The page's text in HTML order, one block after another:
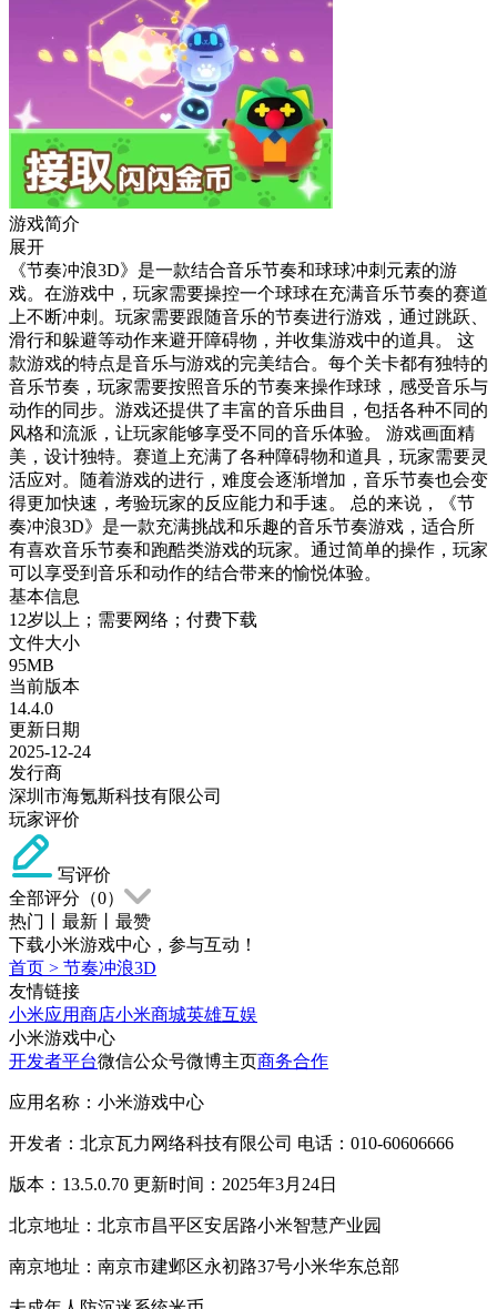
游戏简介
展开
《节奏冲浪3D》是一款结合音乐节奏和球球冲刺元素的游
戏。在游戏中，玩家需要操控一个球球在充满音乐节奏的赛道
上不断冲刺。玩家需要跟随音乐的节奏进行游戏，通过跳跃、
滑行和躲避等动作来避开障碍物，并收集游戏中的道具。 这
款游戏的特点是音乐与游戏的完美结合。每个关卡都有独特的
音乐节奏，玩家需要按照音乐的节奏来操作球球，感受音乐与
动作的同步。游戏还提供了丰富的音乐曲目，包括各种不同的
风格和流派，让玩家能够享受不同的音乐体验。 游戏画面精
美，设计独特。赛道上充满了各种障碍物和道具，玩家需要灵
活应对。随着游戏的进行，难度会逐渐增加，音乐节奏也会变
得更加快速，考验玩家的反应能力和手速。 总的来说，《节
奏冲浪3D》是一款充满挑战和乐趣的音乐节奏游戏，适合所
有喜欢音乐节奏和跑酷类游戏的玩家。通过简单的操作，玩家
可以享受到音乐和动作的结合带来的愉悦体验。
基本信息
12岁以上；需要网络；付费下载
文件大小
95MB
当前版本
14.4.0
更新日期
2025-12-24
发行商
深圳市海氪斯科技有限公司
玩家评价
写评价
全部评分（0）
热门
最新
最赞
下载小米游戏中心，参与互动！
首页 > 节奏冲浪3D
友情链接
小米应用商店小米商城英雄互娱
小米游戏中心
开发者平台微信公众号微博主页商务合作
应用名称：小米游戏中心
开发者：北京瓦力网络科技有限公司 电话：010-60606666
版本：13.5.0.70 更新时间：2025年3月24日
北京地址：北京市昌平区安居路小米智慧产业园
南京地址：南京市建邺区永初路37号小米华东总部